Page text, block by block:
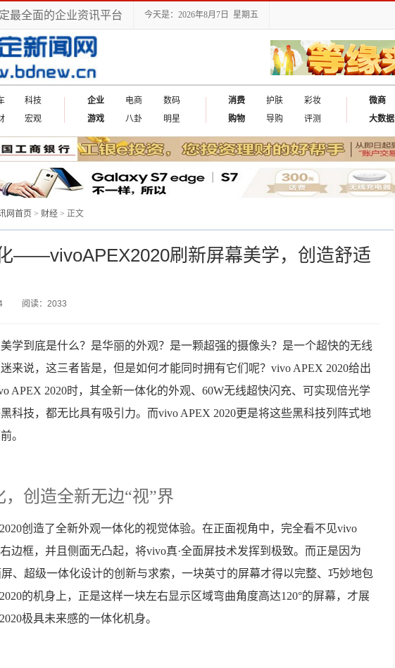
最全面的企业资讯平台 今天是：2026年8月7日 星期五
科技
宏观
企业 电商
数码
游戏
八卦 明星
消费 护肤
彩妆
购物
导购 评测
微商
大数据
出国
网首页 > 财经 > 正文
——vivoAPEX2020刷新屏幕美学，创造舒适
阅读：2033
学到底是什么？是华丽的外观？是一颗超强的摄像头？是一个超快的无线
来说，这三者皆是，但是如何才能同时拥有它们呢？vivo APEX 2020给出
APEX 2020时，其全新一体化的外观、60W无线超快闪充、可实现倍光学
科技，都无比具有吸引力。而vivo APEX 2020更是将这些黑科技列阵式地
。
，创造全新无边“视”界
创造了全新外观一体化的视觉体验。在正面视角中，完全看不见vivo
边框，并且侧面无凸起，将vivo真·全面屏技术发挥到极致。而正是因为
屏、超级一体化设计的创新与求索，一块英寸的屏幕才得以完整、巧妙地包
的机身上，正是这样一块左右显示区域弯曲角度高达120°的屏幕，才展
极具未来感的一体化机身。